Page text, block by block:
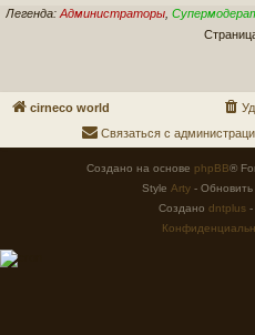
Легенда: Администраторы
cirneco world
Связаться с
Создано на основе phpBB®
Style Arty -
Создано dntplus -